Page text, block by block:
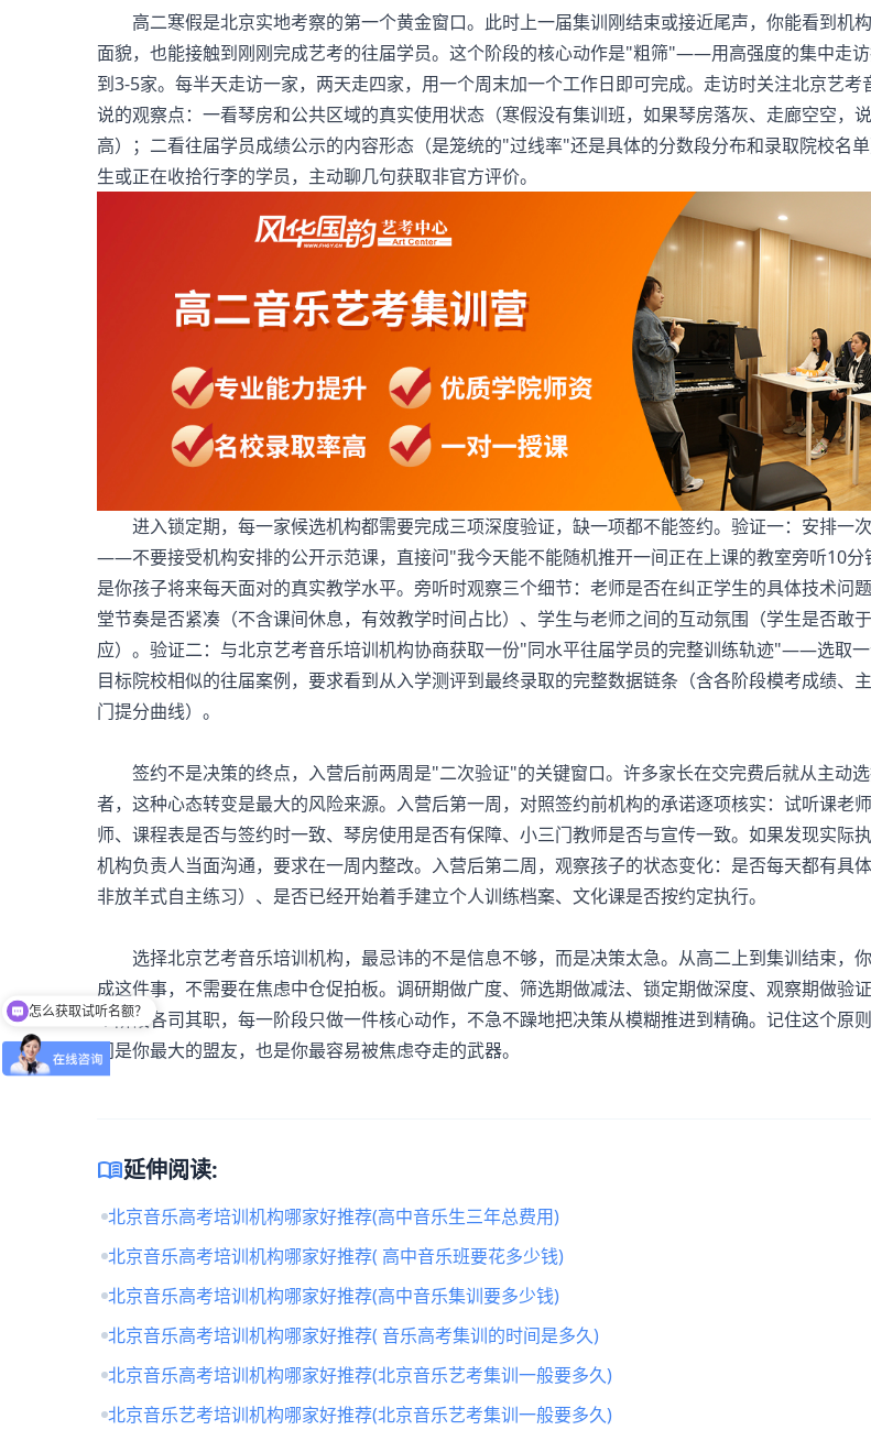
高二寒假是北京实地考察的第一个黄金窗口。此时上一届集训刚结束或接近尾声，你能看到机
面貌，也能接触到刚刚完成艺考的往届学员。这个阶段的核心动作是"粗筛"——用高强度的集中走
到3-5家。每半天走访一家，两天走四家，用一个周末加一个工作日即可完成。走访时关注北京艺考
说的观察点：一看琴房和公共区域的真实使用状态（寒假没有集训班，如果琴房落灰、走廊空空，
高）；二看往届学员成绩公示的内容形态（是笼统的"过线率"还是具体的分数段分布和录取院校名
生或正在收拾行李的学员，主动聊几句获取非官方评价。
进入锁定期，每一家候选机构都需要完成三项深度验证，缺一项都不能签约。验证一：安排一
——不要接受机构安排的公开示范课，直接问"我今天能不能随机推开一间正在上课的教室旁听10分
是你孩子将来每天面对的真实教学水平。旁听时观察三个细节：老师是否在纠正学生的具体技术问
堂节奏是否紧凑（不含课间休息，有效教学时间占比）、学生与老师之间的互动氛围（学生是否敢
应）。验证二：与北京艺考音乐培训机构协商获取一份"同水平往届学员的完整训练轨迹"——选取
目标院校相似的往届案例，要求看到从入学测评到最终录取的完整数据链条（含各阶段模考成绩、
门提分曲线）。
签约不是决策的终点，入营后前两周是"二次验证"的关键窗口。许多家长在交完费后就从主动
者，这种心态转变是最大的风险来源。入营后第一周，对照签约前机构的承诺逐项核实：试听课老
师、课程表是否与签约时一致、琴房使用是否有保障、小三门教师是否与宣传一致。如果发现实际
机构负责人当面沟通，要求在一周内整改。入营后第二周，观察孩子的状态变化：是否每天都有具
非放羊式自主练习）、是否已经开始着手建立个人训练档案、文化课是否按约定执行。
选择北京艺考音乐培训机构，最忌讳的不是信息不够，而是决策太急。从高二上到集训结束，
成这件事，不需要在焦虑中仓促拍板。调研期做广度、筛选期做减法、锁定期做深度、观察期做
个阶段各司其职，每一阶段只做一件核心动作，不急不躁地把决策从模糊推进到精确。记住这个原
间是你最大的盟友，也是你最容易被焦虑夺走的武器。
menu_book延伸阅读:
北京音乐高考培训机构哪家好推荐(高中音乐生三年总费用)
北京音乐高考培训机构哪家好推荐( 高中音乐班要花多少钱)
北京音乐高考培训机构哪家好推荐(高中音乐集训要多少钱)
北京音乐高考培训机构哪家好推荐( 音乐高考集训的时间是多久)
北京音乐高考培训机构哪家好推荐(北京音乐艺考集训一般要多久)
北京音乐艺考培训机构哪家好推荐(北京音乐艺考集训一般要多久)
怎么获取试听名额？